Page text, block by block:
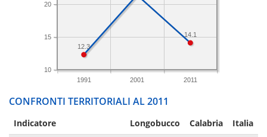
1991 2001 2011
10
15
20
14.1
12.3
CONFRONTI TERRITORIALI AL 2011
Indicatore Longobucco Calabria Italia